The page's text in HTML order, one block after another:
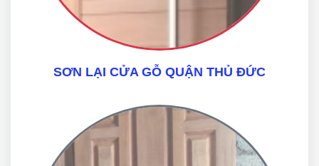
SƠN LẠI CỬA GỖ QUẬN THỦ ĐỨC